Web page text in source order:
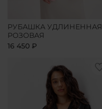
РУБАШКА УДЛИНЕННАЯ
РОЗОВАЯ
16 450 ₽